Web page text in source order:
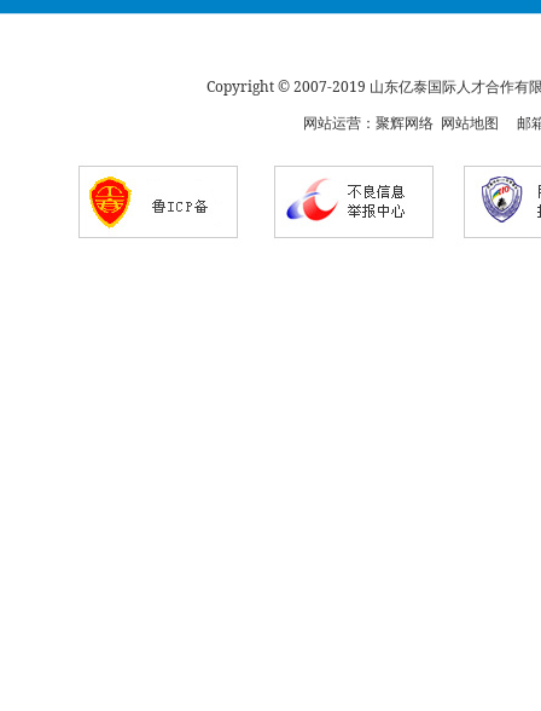
Copyright © 2007-2019 山东亿泰国际人才合作
网站运营： 聚辉网络 网站地图 邮